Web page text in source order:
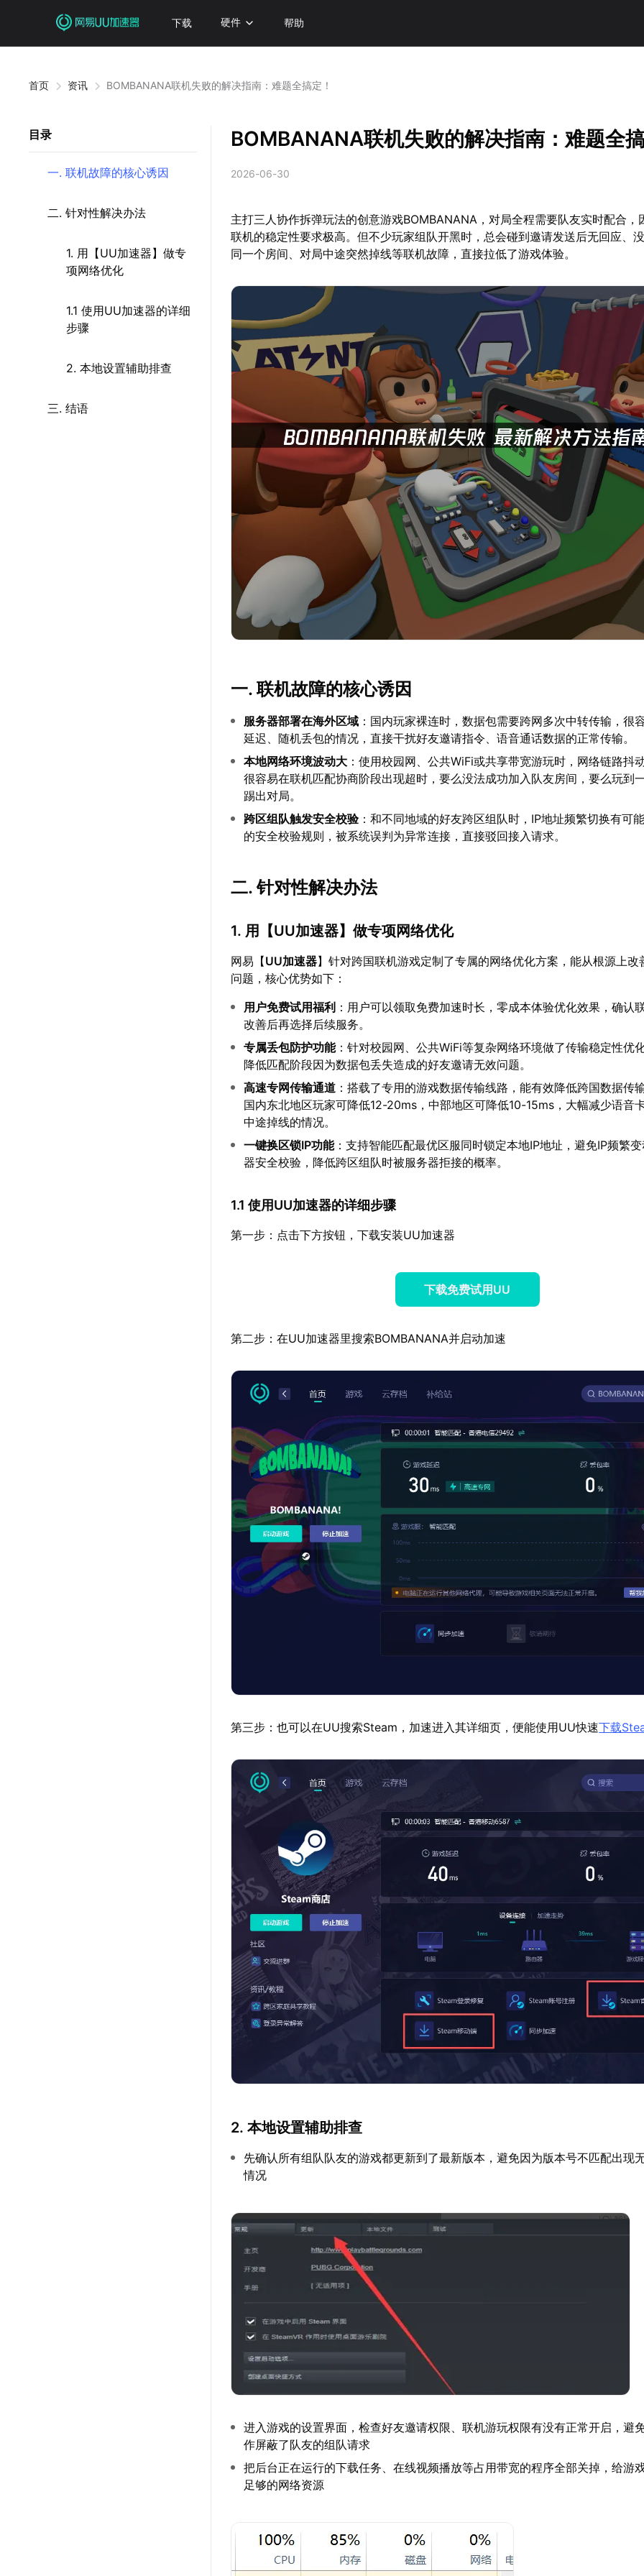
下载 硬件 帮助
首页 资讯 BOMBANANA联机失败的解决指南：难题全搞定！
目录
一. 联机故障的核心诱因
二. 针对性解决办法
1. 用【UU加速器】做专
项网络优化
1.1 使用UU加速器的详细
步骤
2. 本地设置辅助排查
三. 结语
BOMBANANA联机失败的解决指南：难题全
2026-06-30
主打三人协作拆弹玩法的创意游戏BOMBANANA，对局全程需要队友实时配合，
联机的稳定性要求极高。但不少玩家组队开黑时，总会碰到邀请发送后无回应、
同一个房间、对局中途突然掉线等联机故障，直接拉低了游戏体验。
一. 联机故障的核心诱因
服务器部署在海外区域 ：国内玩家裸连时，数据包需要跨网多次中转传输，很
延迟、随机丢包的情况，直接干扰好友邀请指令、语音通话数据的正常传输。
本地网络环境波动大 ：使用校园网、公共WiFi或共享带宽游玩时，网络链路抖
很容易在联机匹配协商阶段出现超时，要么没法成功加入队友房间，要么玩到
踢出对局。
跨区组队触发安全校验：和不同地域的好友跨区组队时，IP地址频繁切换有可
的安全校验规则，被系统误判为异常连接，直接驳回接入请求。
二. 针对性解决办法
1. 用【UU加速器】做专项网络优化
网易【UU加速器】针对跨国联机游戏定制了专属的网络优化方案，能从根源上改
问题，核心优势如下：
用户免费试用福利 ：用户可以领取免费加速时长，零成本体验优化效果，确认
改善后再选择后续服务。
专属丢包防护功能：针对校园网、公共WiFi等复杂网络环境做了传输稳定性优
降低匹配阶段因为数据包丢失造成的好友邀请无效问题。
高速专网传输通道 ：搭载了专用的游戏数据传输线路，能有效降低跨国数据传
国内东北地区玩家可降低12-20ms，中部地区可降低10-15ms，大幅减少语音
中途掉线的情况。
一键换区锁IP功能：支持智能匹配最优区服同时锁定本地IP地址，避免IP频繁
器安全校验，降低跨区组队时被服务器拒接的概率。
1.1 使用UU加速器的详细步骤
第一步：点击下方按钮，下载安装UU加速器
下载免费试用UU
第二步：在UU加速器里搜索BOMBANANA并启动加速
第三步：也可以在UU搜索Steam，加速进入其详细页，便能使用UU快速下载
2. 本地设置辅助排查
先确认所有组队队友的游戏都更新到了最新版本，避免因为版本号不匹配出现
情况
进入游戏的设置界面，检查好友邀请权限、联机游玩权限有没有正常开启，避
作屏蔽了队友的组队请求
把后台正在运行的下载任务、在线视频播放等占用带宽的程序全部关掉，给游
足够的网络资源